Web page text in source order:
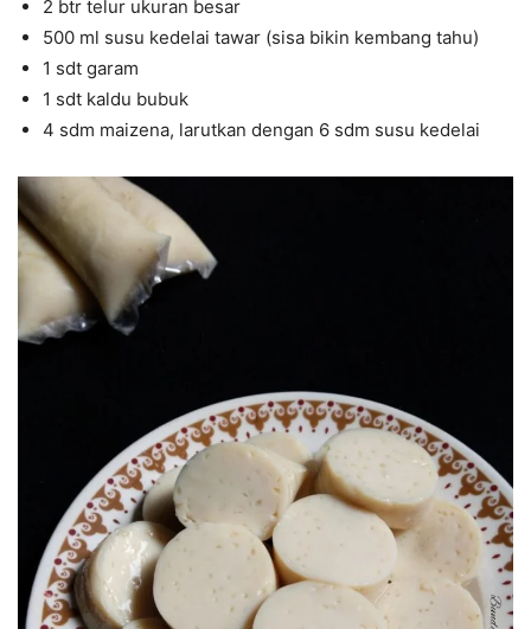
2 btr telur ukuran besar
500 ml susu kedelai tawar (sisa bikin kembang tahu)
1 sdt garam
1 sdt kaldu bubuk
4 sdm maizena, larutkan dengan 6 sdm susu kedelai